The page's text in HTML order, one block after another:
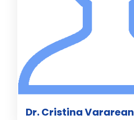
Dr. Cristina Vararean